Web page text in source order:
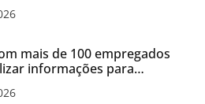
mais de 100 empregados
informações para
Salarial